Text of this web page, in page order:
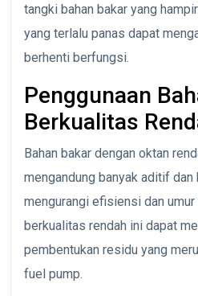
tangki bahan bakar yang
yang terlalu panas dapat
berhenti berfungsi.
Penggunaan
Berkualitas
Bahan bakar dengan oktan
mengandung banyak aditif dan
mengurangi efisiensi dan
berkualitas rendah ini dapat
pembentukan residu yang
fuel pump.